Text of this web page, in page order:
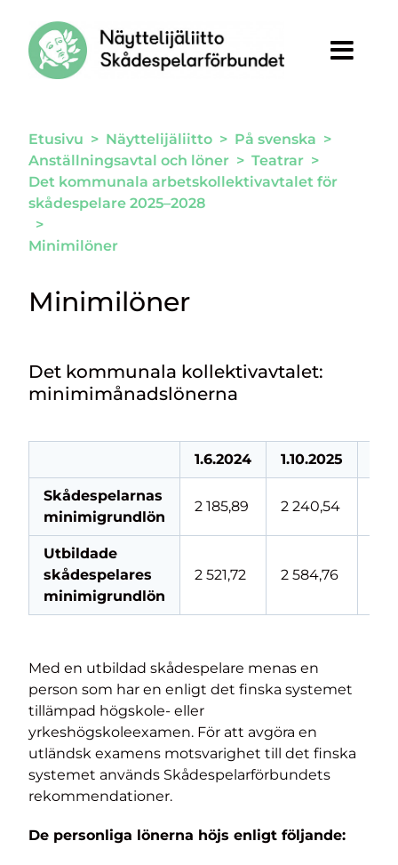
Siirry sivun sisältöön
Etusivu > Näyttelijäliitto > På svenska >
Anställningsavtal och löner > Teatrar >
Det kommunala arbetskollektivavtalet för
skådespelare 2025–2028
>
Minimilöner
Minimilöner
Det kommunala kollektivavtalet:
minimimånadslönerna
1.6.2024 1.10.2025
Skådespelarnas
minimigrundlön
2 185,89 2 240,54
Utbildade
skådespelares
minimigrundlön
2 521,72 2 584,76
Med en utbildad skådespelare menas en
person som har en enligt det finska systemet
tillämpad högskole- eller
yrkeshögskoleexamen. För att avgöra en
utländsk examens motsvarighet till det finska
systemet används Skådespelarförbundets
rekommendationer.
De personliga lönerna höjs enligt följande: